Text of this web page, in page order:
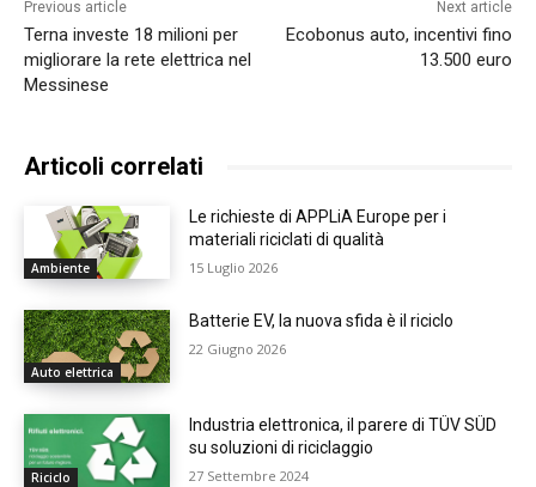
Previous article
Terna investe 18 milioni per
migliorare la rete elettrica nel
Messinese
Next article
Ecobonus auto, incentivi fino
13.500 euro
Articoli correlati
Ambiente
Le richieste di APPLiA Europe per i
materiali riciclati di qualità
15 Luglio 2026
Auto elettrica
Batterie EV, la nuova sfida è il riciclo
22 Giugno 2026
Riciclo
Industria elettronica, il parere di TÜV SÜD
su soluzioni di riciclaggio
27 Settembre 2024